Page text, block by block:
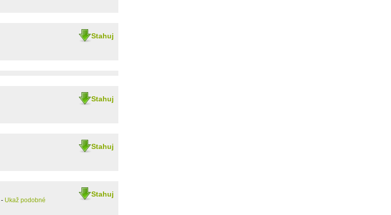
Stahuj
Stahuj
Stahuj
Stahuj
- Ukaž podobné